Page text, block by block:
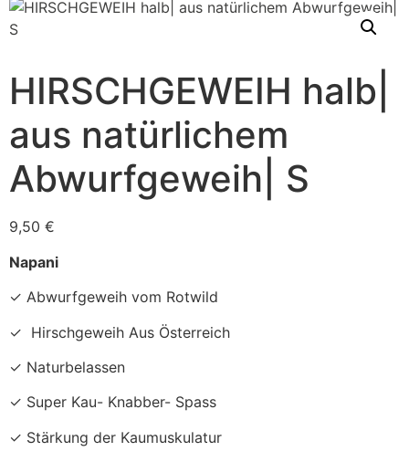
HIRSCHGEWEIH halb|
aus natürlichem
Abwurfgeweih| S
9,50 €
Napani
✓ Abwurfgeweih vom Rotwild
✓ Hirschgeweih Aus Österreich
✓ Naturbelassen
✓ Super Kau- Knabber- Spass
✓ Stärkung der Kaumuskulatur